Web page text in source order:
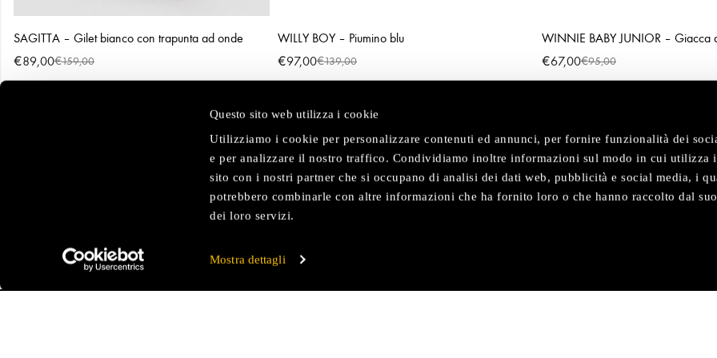
Questo sito web utilizza i cookie
Utilizziamo i cookie per personalizzare contenuti ed annunci, per fornire funzionalità dei
e per analizzare il nostro traffico. Condividiamo inoltre informazioni sul modo in cui utilizza
sito con i nostri partner che si occupano di analisi dei dati web, pubblicità e social media, i
potrebbero combinarle con altre informazioni che ha fornito loro o che hanno raccolto dal
dei loro servizi.
Mostra dettagli
SAGITTA – Gilet bianco con trapunta ad onde
€89,00€159,00
WILLY BOY – Piumino blu
€97,00€139,00
WINNIE BABY JUNIOR – Giacca
€67,00€95,00